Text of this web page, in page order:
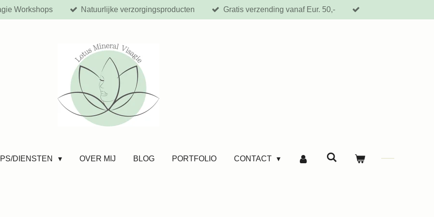
Workshops Natuurlijke verzorgingsproducten Gratis verzending vanaf Eur. 50,-
DIENSTEN OVER MIJ BLOG PORTFOLIO CONTACT